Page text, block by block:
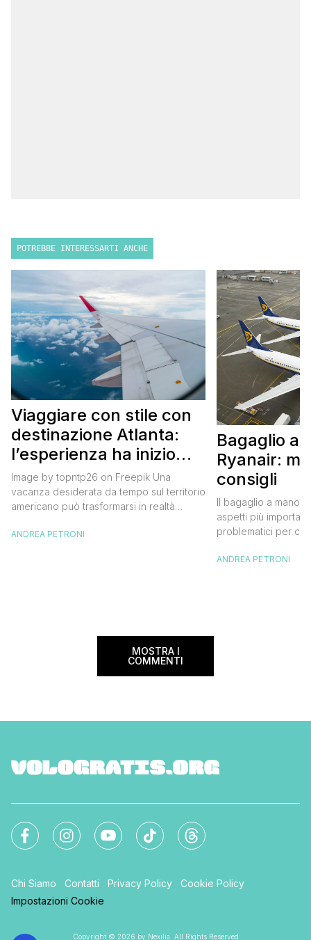
POTREBBE INTERESSARTI ANCHE
Viaggiare con stile con
destinazione Atlanta:
l’esperienza ha inizio
con un volo Air France
Image by topntp26 on Freepik Una
vacanza desiderata da tempo sul territorio
americano può trasformarsi in realtà
France. Tale realtà, fondata nel 1933, ha
ANDREA PETRONI
Bagaglio a
Ryanair:
consigli
Il bagaglio a mano
aspetti più
problematici per chi
bagaglio cambiano
ANDREA PETRONI
MOSTRA I
COMMENTI
Chi Siamo Contatti Privacy Policy
Cookie Policy
Impostazioni Cookie
Copyright © 2026 by Nexilia. All Rights Reserved